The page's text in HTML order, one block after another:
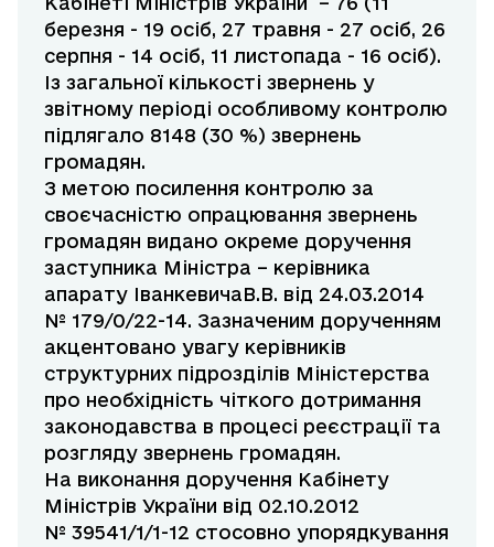
березня - 19 осіб, 27 травня - 27 осіб, 26
серпня - 14 осіб, 11 листопада - 16 осіб).
Із загальної кількості звернень у
звітному періоді особливому контролю
підлягало 8148 (30 %) звернень
громадян.
З метою посилення контролю за
своєчасністю опрацювання звернень
громадян видано окреме доручення
заступника Міністра – керівника
апарату ІванкевичаВ.В. від 24.03.2014
№ 179/0/22-14. Зазначеним дорученням
акцентовано увагу керівників
структурних підрозділів Міністерства
про необхідність чіткого дотримання
законодавства в процесі реєстрації та
розгляду звернень громадян.
На виконання доручення Кабінету
Міністрів України від 02.10.2012
№ 39541/1/1-12 стосовно упорядкування